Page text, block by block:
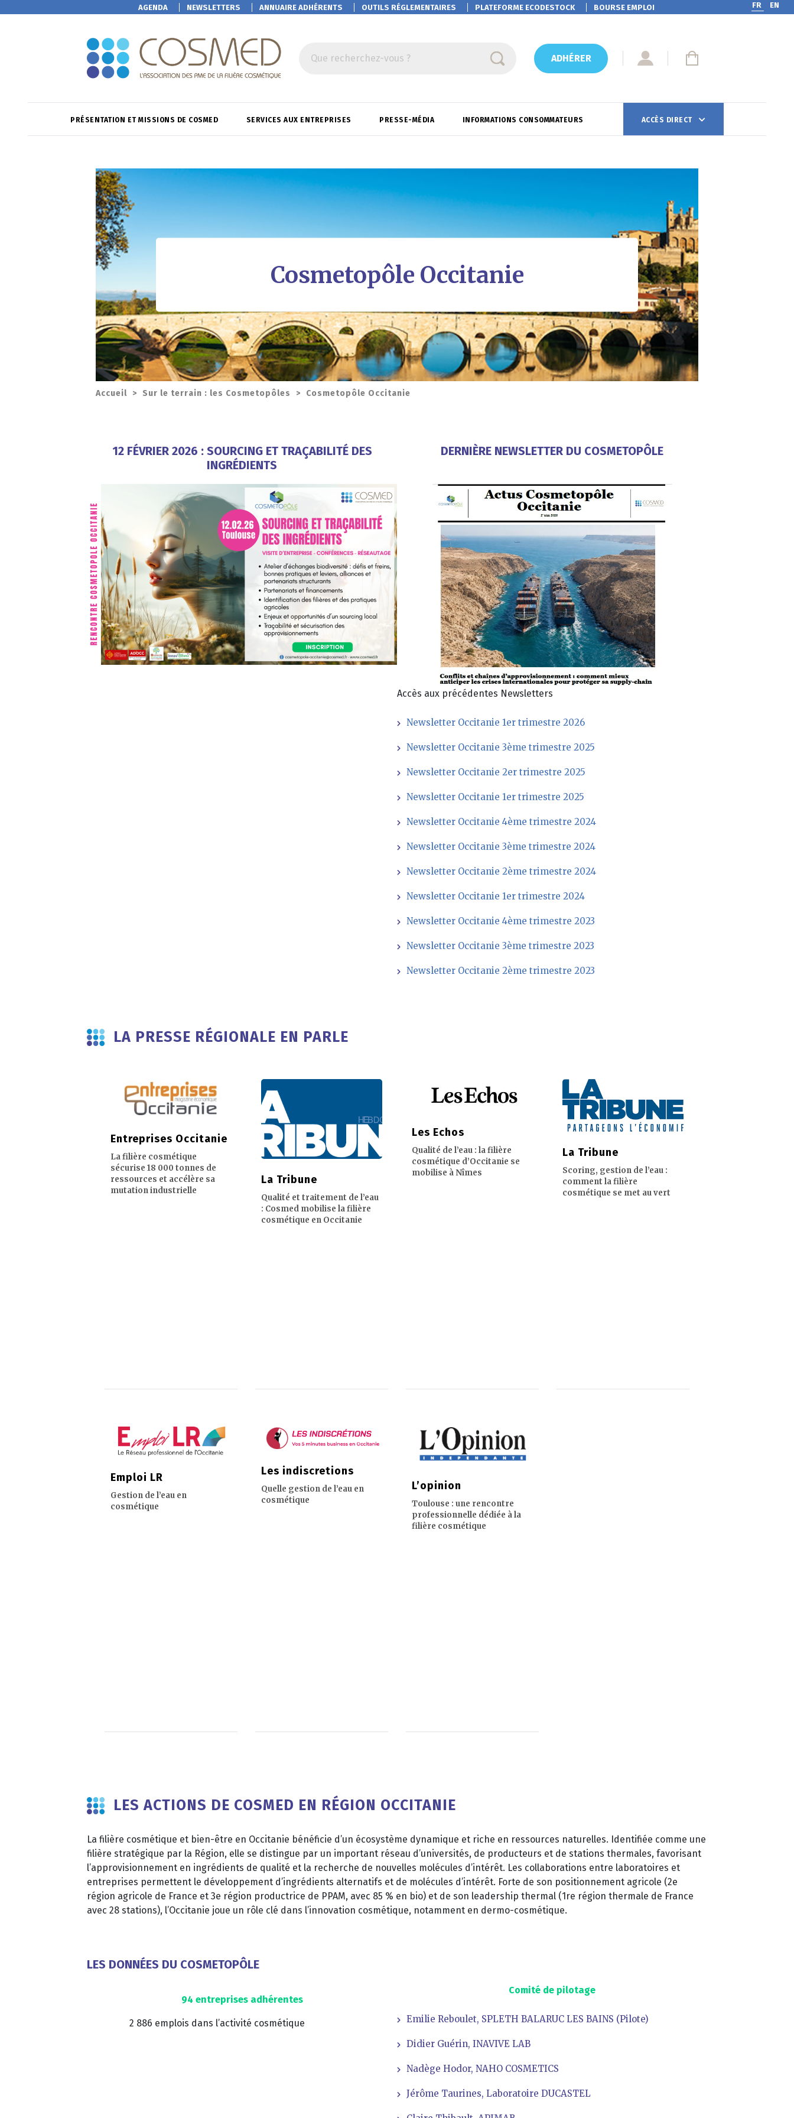
AGENDA NEWSLETTERS ANNUAIRE ADHÉRENTS OUTILS RÉGLEMENTAIRES PLATEFORMEECODESTOCK BOURSE EMPLOI FR EN
Que recherchez-vous ? ADHÉRER
PRÉSENTATION ET MISSIONS DE COSMED SERVICES AUX ENTREPRISES PRESSE-MÉDIA INFORMATIONS CONSOMMATEURS ACCÈS DIRECT
Cosmetopôle Occitanie
Accueil > Sur le terrain : les Cosmetopôles > Cosmetopôle Occitanie
12 FÉVRIER 2026 : SOURCING ET TRAÇABILITÉ DES
INGRÉDIENTS
DERNIÈRE NEWSLETTER DU COSMETOPÔLE
Accès aux précédentes Newsletters
Newsletter Occitanie 1er trimestre 2026
Newsletter Occitanie 3ème trimestre 2025
Newsletter Occitanie 2er trimestre 2025
Newsletter Occitanie 1er trimestre 2025
Newsletter Occitanie 4ème trimestre 2024
Newsletter Occitanie 3ème trimestre 2024
Newsletter Occitanie 2ème trimestre 2024
Newsletter Occitanie 1er trimestre 2024
Newsletter Occitanie 4ème trimestre 2023
Newsletter Occitanie 3ème trimestre 2023
Newsletter Occitanie 2ème trimestre 2023
LA PRESSE RÉGIONALE EN PARLE
Entreprises Occitanie
La filière cosmétique
sécurise 18 000 tonnes de
ressources et accélère sa
mutation industrielle
La Tribune
Qualité et traitement de l’eau
: Cosmed mobilise la filière
cosmétique en Occitanie
Les Echos
Qualité de l’eau : la filière
cosmétique d’Occitanie se
mobilise à Nîmes
La Tribune
Scoring, gestion de l’eau :
comment la filière
cosmétique se met au vert
Emploi LR
Gestion de l’eau en
cosmétique
Les indiscretions
Quelle gestion de l’eau en
cosmétique
L’opinion
Toulouse : une rencontre
professionnelle dédiée à la
filière cosmétique
LES ACTIONS DE COSMED EN RÉGION OCCITANIE
La filière cosmétique et bien-être en Occitanie bénéficie d’un écosystème dynamique et riche en ressources naturelles. Identifiée comme une
filière stratégique par la Région, elle se distingue par un important réseau d’universités, de producteurs et de stations thermales, favorisant
l’approvisionnement en ingrédients de qualité et la recherche de nouvelles molécules d’intérêt. Les collaborations entre laboratoires et
entreprises permettent le développement d’ingrédients alternatifs et de molécules d’intérêt. Forte de son positionnement agricole (2e
région agricole de France et 3e région productrice de PPAM, avec 85 % en bio) et de son leadership thermal (1re région thermale de France
avec 28 stations), l’Occitanie joue un rôle clé dans l’innovation cosmétique, notamment en dermo-cosmétique.
LES DONNÉES DU COSMETOPÔLE
94 entreprises adhérentes
2 886 emplois dans l’activité cosmétique
Comité de pilotage
Emilie Reboulet, SPLETH BALARUC LES BAINS (Pilote)
Didier Guérin, INAVIVE LAB
Nadège Hodor, NAHO COSMETICS
Jérôme Taurines, Laboratoire DUCASTEL